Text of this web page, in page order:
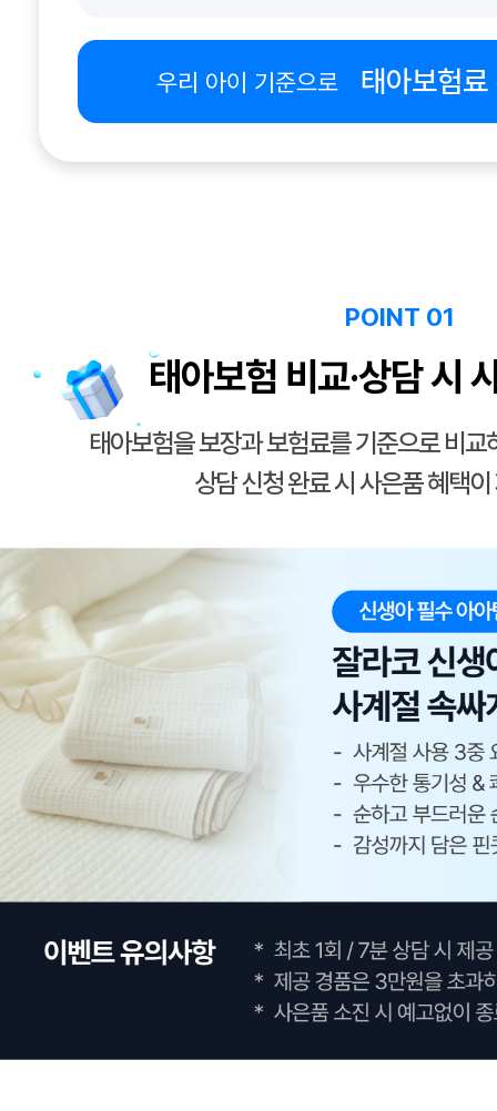
우리 아이 기준으로 태아보험
POINT 01
태아보험 비교·상담 시
태아보험을 보장과 보험료를 기준으로 비교
상담 신청 완료 시 사은품 혜택